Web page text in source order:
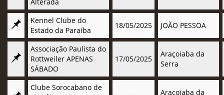
Kennel Clube do
Estado da Paraíba
18/05/2025 JOÃO PESSOA
Associação Paulista do
Rottweiler APENAS
SÁBADO
17/05/2025
Araçoiaba da
Serra
Clube Sorocabano de
Araçoiaba da